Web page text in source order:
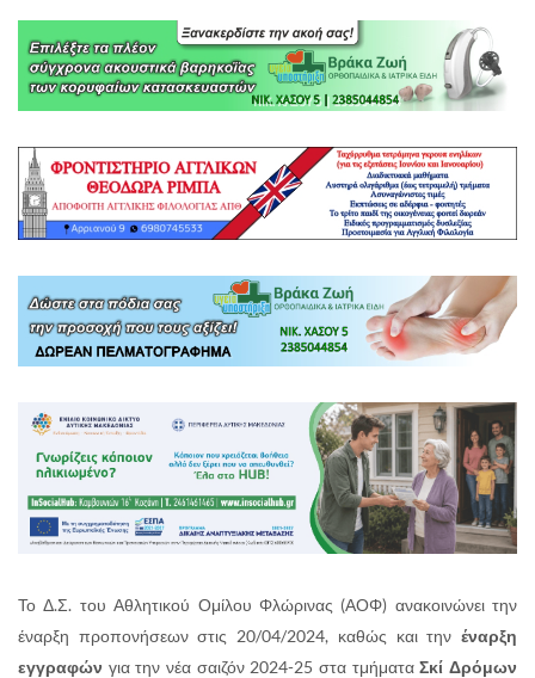
Το Δ.Σ. του Αθλητικού Ομίλου Φλώρινας (ΑΟΦ) ανακοινώνει την
έναρξη προπονήσεων στις 20/04/2024, καθώς και την έναρξη
εγγραφών για την νέα σαιζόν 2024-25 στα τμήματαΣκί Δρόμων